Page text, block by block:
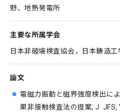
野、地熱発電所
主要な所属学会
日本非破壊検査協会，日本鋳造
論文
電磁力振動と磁界強度検出に
巣非接触検査法の提案, J.